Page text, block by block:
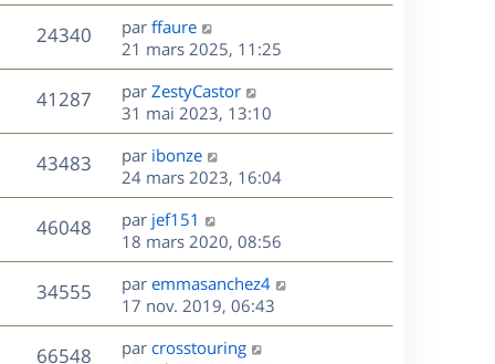
g
e
e
s
s
a
g
e
s
e
r
m
e
s
s
a
g
e
u
s
r
n
i
e
r
m
e
s
s
a
g
e
24340V
u
s
D
e
r
n
i
e
r
m
e
s
s
a
g
e
par ffaure
21 mars 2025, 11:25
41287V
u
e
s
D
e
r
n
i
e
r
m
e
s
s
a
g
par ZestyCastor
31 mai 2023, 13:10
43483V
u
e
D
e
r
n
i
e
r
m
e
s
par ibonze
24 mars 2023, 16:04
46048V
u
s
D
e
r
n
i
e
r
par jef151
18 mars 2020, 08:56
34555V
u
D
e
r
n
par emmasanchez4
17 nov. 2019, 06:43
66548V
D
par crosstouring